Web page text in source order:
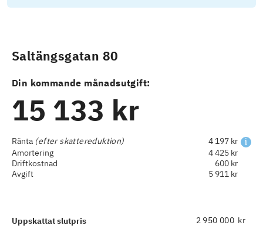
Saltängsgatan 80
Din kommande månadsutgift:
15 133 kr
Ränta (efter skattereduktion)
4 197 kr
Amortering
4 425 kr
Driftkostnad
600 kr
Avgift
5 911 kr
Uppskattat slutpris kr